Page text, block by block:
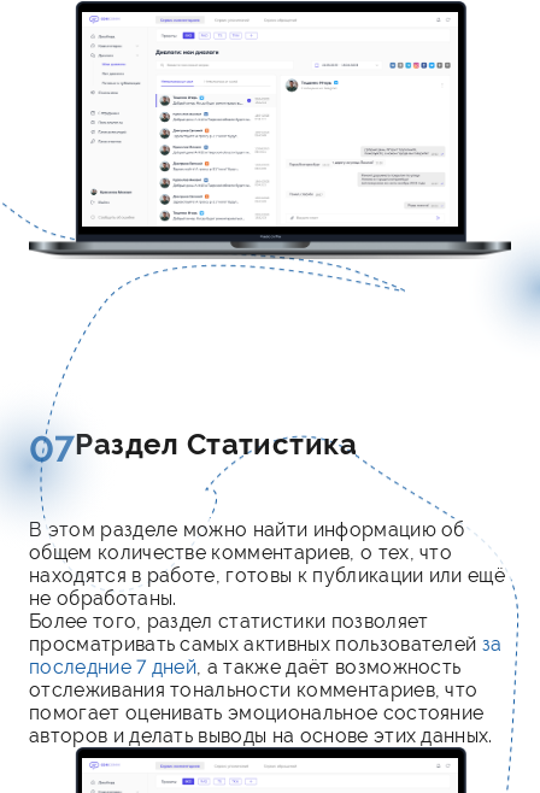
07Раздел Статистика
В этом разделе можно найти информацию об
общем количестве комментариев, о тех, что
находятся в работе, готовы к публикации или ещё
не обработаны.
Более того, раздел статистики позволяет
просматривать самых активных пользователей за
последние 7 дней, а также даёт возможность
отслеживания тональности комментариев, что
помогает оценивать эмоциональное состояние
авторов и делать выводы на основе этих данных.